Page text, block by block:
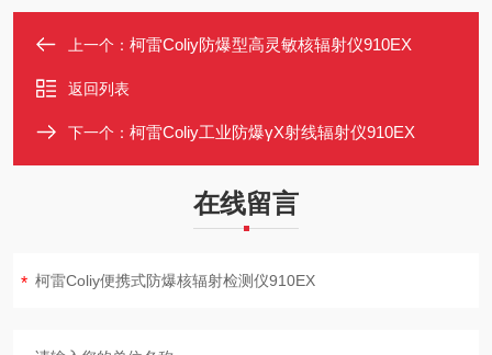
上一个： 柯雷Coliy防爆型高灵敏核辐射仪910EX
返回列表
下一个： 柯雷Coliy工业防爆γX射线辐射仪910EX
在线留言